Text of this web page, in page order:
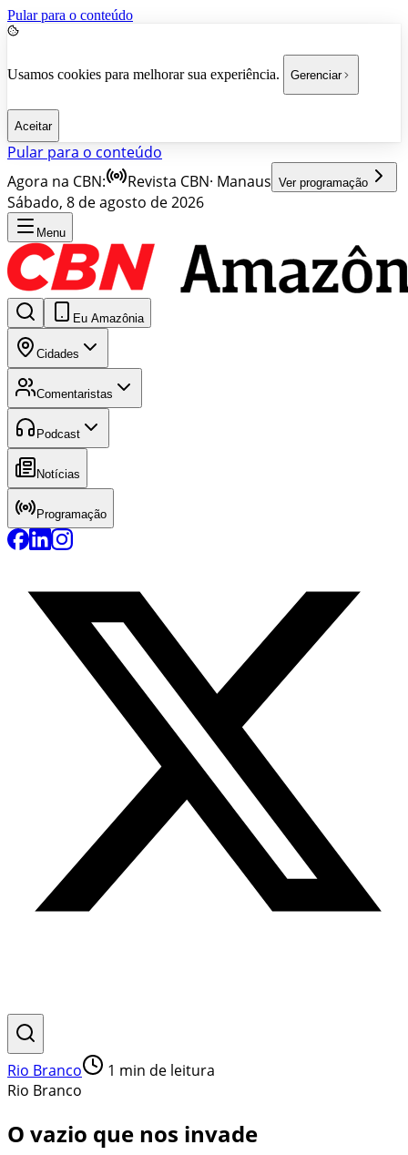
Pular para o conteúdo
Usamos cookies para melhorar sua experiência. Gerenciar
Aceitar
Pular para o conteúdo
Agora na CBN:
Revista CBN· Manaus Ver programação
Sábado, 8 de agosto de 2026
Menu
Eu Amazônia
Cidades
Comentaristas
Podcast
Notícias
Programação
Rio Branco 1 min de leitura
Rio Branco
O vazio que nos invade